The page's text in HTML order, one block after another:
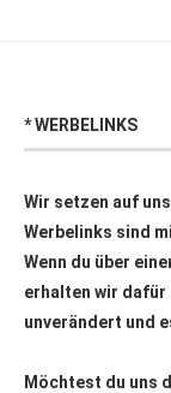
* WERBELINKS
Wir setzen auf
Werbelinks sind
Wenn du über
erhalten wir dafür
unverändert und
Möchtest du uns